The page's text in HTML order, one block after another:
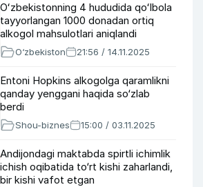
Oʻzbekistonning 4 hududida qoʻlbola
tayyorlangan 1000 donadan ortiq
alkogol mahsulotlari aniqlandi
O‘zbekiston 21:56 / 14.11.2025
Entoni Hopkins alkogolga qaramlikni
qanday yenggani haqida so‘zlab
berdi
Shou-biznes 15:00 / 03.11.2025
Andijondagi maktabda spirtli ichimlik
ichish oqibatida to‘rt kishi zaharlandi,
bir kishi vafot etgan